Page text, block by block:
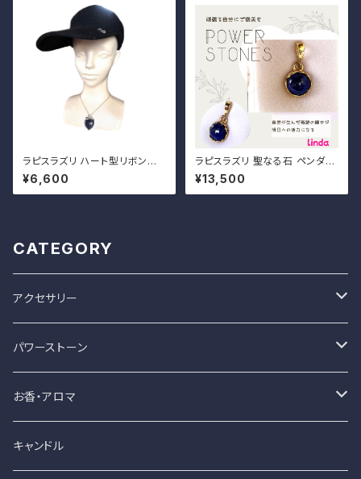
ラピスラズリ ハート型リボンペ
ンダント
¥6,600
ラピスラズリ 聖なる石 ペンダン
ト
¥13,500
CATEGORY
アクセサリー
ハンドメイド
ペンダント
ブレスレット
レディーメード
バングル
パワーストーン
ハンドメイド
ブレスレット
お香・アロマ
お香
キャンドル